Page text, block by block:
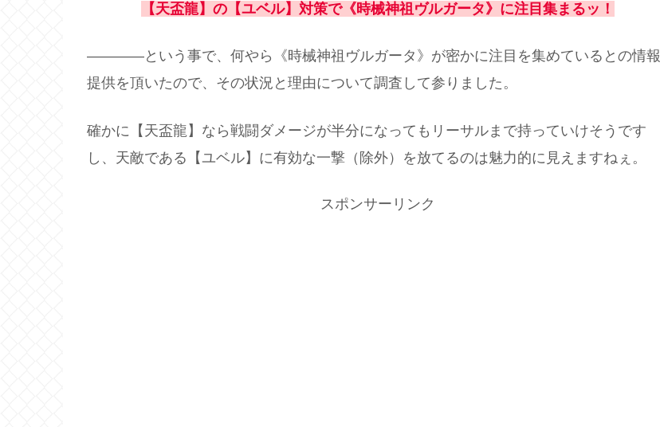
【天盃龍】の【ユベル】対策で《時械神祖ヴルガータ》に注目集まるッ！
――――という事で、何やら《時械神祖ヴルガータ》が密かに注目を集めているとの情報
提供を頂いたので、その状況と理由について調査して参りました。
確かに【天盃龍】なら戦闘ダメージが半分になってもリーサルまで持っていけそうです
し、天敵である【ユベル】に有効な一撃（除外）を放てるのは魅力的に見えますねぇ。
スポンサーリンク